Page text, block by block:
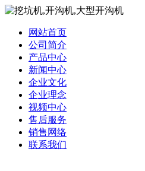
网站首页
公司简介
产品中心
新闻中心
企业文化
企业理念
视频中心
售后服务
销售网络
联系我们